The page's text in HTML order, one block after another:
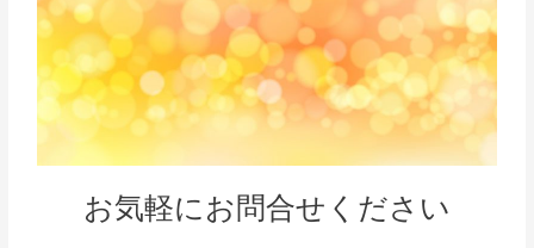
お気軽にお問合せください